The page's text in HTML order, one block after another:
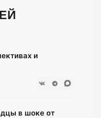
и
в шоке от